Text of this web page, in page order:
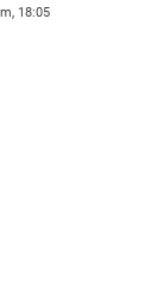
18:05